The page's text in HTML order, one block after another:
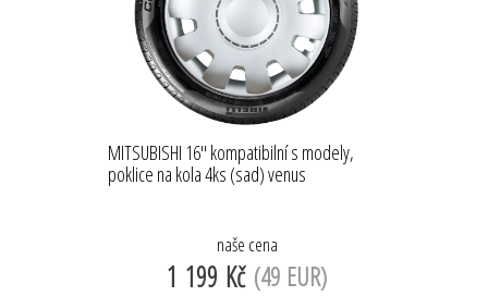
MITSUBISHI 16'' kompatibilní s modely,
poklice na kola 4ks (sad) venus
naše cena
1 199 Kč (49 EUR)